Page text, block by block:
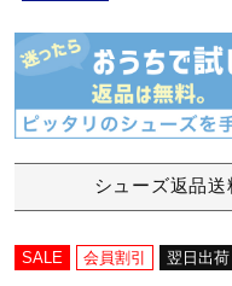
スニーカー
ライフスタイ
シューズ返品
SALE 会員割引 翌日出荷